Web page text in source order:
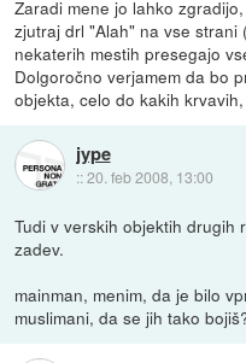
Zaradi mene jo lahko
zjutraj drl "Alah" na vse
nekaterih mestih presegajo
Dolgoročno verjamem da bo
objekta, celo do kakih
jype
::20. feb 2008, 13:00
Tudi v verskih objektih drugih
zadev.
mainman, menim, da je bilo
muslimani, da se jih tako